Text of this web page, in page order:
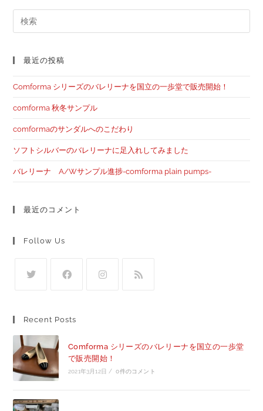
最近の投稿
Comforma シリーズのバレリーナを国立の一歩堂で販売開始！
comforma 秋冬サンプル
comformaのサンダルへのこだわり
ソフトシルバーのバレリーナに足入れしてみました
バレリーナ A/Wサンプル進捗-comforma plain pumps-
最近のコメント
Follow Us
Recent Posts
Comforma シリーズのバレリーナを国立の一歩堂
で販売開始！
2021年3月12日 / 0件のコメント